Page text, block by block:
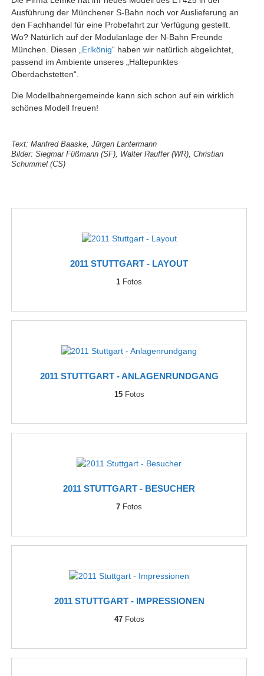
Ausführung der Münchener S-Bahn noch vor Auslieferung an
den Fachhandel für eine Probefahrt zur Verfügung gestellt.
Wo? Natürlich auf der Modulanlage der N-Bahn Freunde
München. Diesen „ Erlkönig“ haben wir natürlich abgelichtet,
passend im Ambiente unseres „Haltepunktes
Oberdachstetten“.
Die Modellbahnergemeinde kann sich schon auf ein wirklich
schönes Modell freuen!
Text: Manfred Baaske, Jürgen Lantermann
Bilder: Siegmar Füßmann (SF), Walter Rauffer (WR), Christian
Schummel (CS)
2011 STUTTGART - LAYOUT
1 Fotos
2011 STUTTGART - ANLAGENRUNDGANG
15Fotos
2011 STUTTGART - BESUCHER
7 Fotos
2011 STUTTGART - IMPRESSIONEN
47Fotos